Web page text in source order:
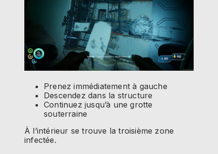
Prenez immédiatement à gauche
Descendez dans la structure
Continuez jusqu’à une grotte
souterraine
À l’intérieur se trouve la troisième zone
infectée.